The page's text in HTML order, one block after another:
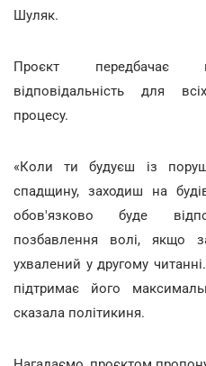
Шуляк.
Проєкт передбачає
відповідальність для
процесу.
«Коли ти будуєш із
спадщину, заходиш на
обов'язково буде
позбавлення волі, якщо
ухвалений у другому
підтримає його
сказала політикиня.